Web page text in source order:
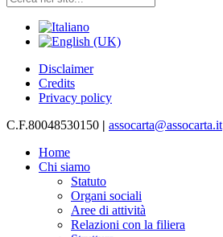
Disclaimer
Credits
Privacy policy
C.F.80048530150 | assocarta@assocarta.it
Home
Chi siamo
Statuto
Organi sociali
Aree di attività
Relazioni con la filiera